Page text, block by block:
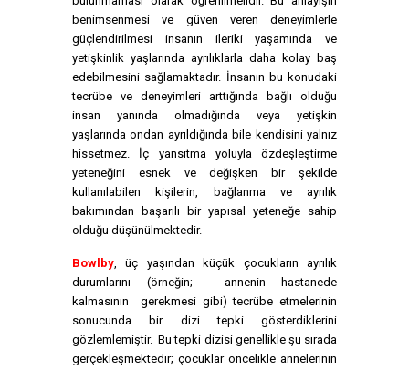
benimsenmesi ve güven veren deneyimlerle
güçlendirilmesi insanın ileriki yaşamında ve
yetişkinlik yaşlarında ayrılıklarla daha kolay baş
edebilmesini sağlamaktadır. İnsanın bu konudaki
tecrübe ve deneyimleri arttığında bağlı olduğu
insan yanında olmadığında veya yetişkin
yaşlarında ondan ayrıldığında bile kendisini yalnız
hissetmez. İç yansıtma yoluyla özdeşleştirme
yeteneğini esnek ve değişken bir şekilde
kullanılabilen kişilerin, bağlanma ve ayrılık
bakımından başarılı bir yapısal yeteneğe sahip
olduğu düşünülmektedir.
Bowlby, üç yaşından küçük çocukların ayrılık
durumlarını (örneğin; annenin hastanede
kalmasının gerekmesi gibi) tecrübe etmelerinin
sonucunda bir dizi tepki gösterdiklerini
gözlemlemiştir. Bu tepki dizisi genellikle şu sırada
gerçekleşmektedir; çocuklar öncelikle annelerinin